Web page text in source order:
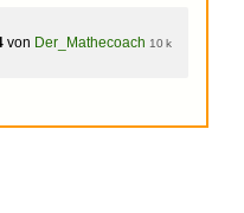
von Der_Mathecoach 10 k